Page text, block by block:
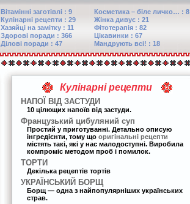
Косметика – біле личко… : 8
Жінка дивує : 21
Фітотерапія : 82
Цікавинки : 67
Мандрують всі! : 18
Вітамінні заготівлі : 9
Кулінарні рецепти : 29
Хазяйці на замітку : 11
Здорові поради : 366
Ділові поради : 47
Кулінарні рецепти
НАПОЇ ВІД ЗАСТУДИ
10 цілющих напоїв від застуди.
Французький цибуляний суп
Простий у приготуванні. Детально описую
інгредієнти, тому що оригінальні рецепти
містять такі, які у нас малодоступні. Виробила
компроміс методом проб і помилок.
ТОРТИ
Декілька рецептів тортів
УКРАЇНСЬКИЙ БОРЩ
Борщ — одна з найпопулярніших українських
страв.